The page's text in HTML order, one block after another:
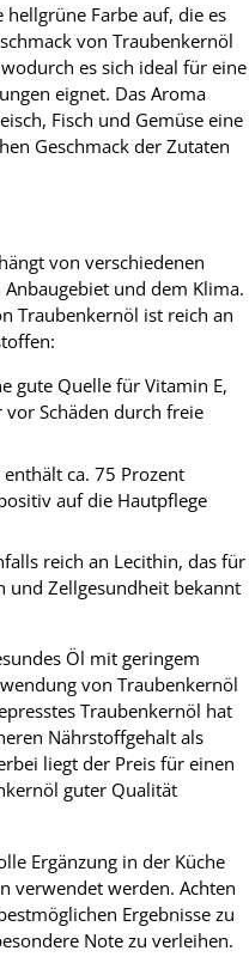
Farbe auf, die es
von Traubenkernöl
es sich ideal für eine
eignet. Das Aroma
Fisch und Gemüse eine
Geschmack der Zutaten
von verschiedenen
und dem Klima.
Traubenkernöl ist reich an
gute Quelle für Vitamin E,
Schäden durch freie
ca. 75 Prozent
auf die Hautpflege
reich an Lecithin, das für
und Zellgesundheit bekannt
Öl mit geringem
von Traubenkernöl
Traubenkernöl hat
Nährstoffgehalt als
liegt der Preis für einen
guter Qualität
Ergänzung in der Küche
verwendet werden. Achten
Ergebnisse zu
Note zu verleihen.